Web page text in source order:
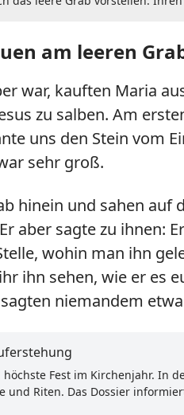
am leeren
war, kauften Maria
zu salben. Am
uns den Stein vom
sehr groß.
hinein und sahen
aber sagte zu ihnen:
wohin man ihn
ihn sehen, wie er es
niemandem
Fest im Kirchenjahr. In
und Riten. Das Dossier